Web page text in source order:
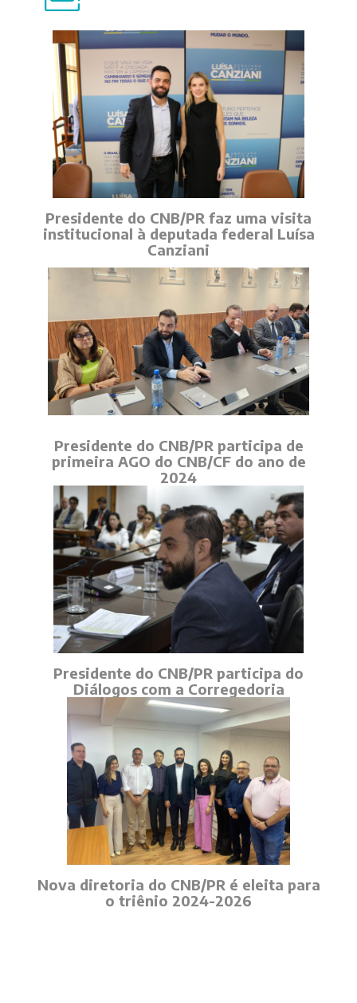
Presidente do CNB/PR faz uma visita
institucional à deputada federal Luísa
Canziani
Presidente do CNB/PR participa de
primeira AGO do CNB/CF do ano de
2024
Presidente do CNB/PR participa do
Diálogos com a Corregedoria
Nova diretoria do CNB/PR é eleita para
o triênio 2024-2026